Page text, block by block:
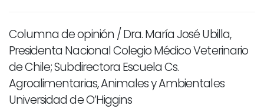
Columna de opinión / Dra. María José Ubilla,
Presidenta Nacional Colegio Médico Veterinario
de Chile; Subdirectora Escuela Cs.
Agroalimentarias, Animales y Ambientales
Universidad de O’Higgins